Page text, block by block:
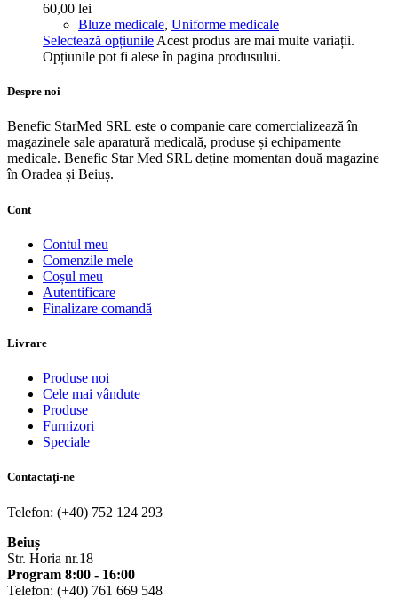
60,00 lei
Bluze medicale, Uniforme medicale
Selectează opțiunile Acest produs are mai multe variații.
Opțiunile pot fi alese în pagina produsului.
Despre noi
Benefic StarMed SRL este o companie care comercializează în
magazinele sale aparatură medicală, produse și echipamente
medicale. Benefic Star Med SRL deține momentan două magazine
în Oradea și Beiuș.
Cont
Contul meu
Comenzile mele
Coșul meu
Autentificare
Finalizare comandă
Livrare
Produse noi
Cele mai vândute
Produse
Furnizori
Speciale
Contactați-ne
Telefon: (+40) 752 124 293
Beiuș
Str. Horia nr.18
Program 8:00 - 16:00
Telefon: (+40) 761 669 548